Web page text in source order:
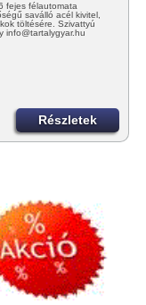
fejes félautomata
saválló acél kivitel,
töltésére. Szivattyú
info@tartalygyar.hu
Részletek